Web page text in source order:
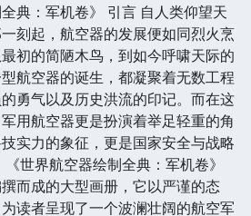
全典：军机卷》 引言 自人类仰望天
刻起，航空器的发展便如同烈火烹
初的简陋木鸟，到如今呼啸天际的
航空器的诞生，都凝聚着无数工程
勇气以及历史洪流的印记。而在这
用航空器更是扮演着举足轻重的角
实力的象征，更是国家安全与战略
世界航空器绘制全典：军机卷》
而成的大型画册，它以严谨的态
读者呈现了一个波澜壮阔的航空军